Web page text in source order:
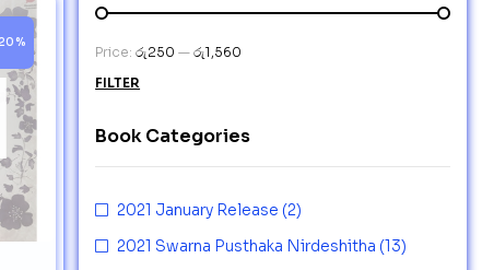
FILTER
Price:රු250 —රු1,560
Book Categories
2021 January Release (2)
2021 Swarna Pusthaka Nirdeshitha (13)